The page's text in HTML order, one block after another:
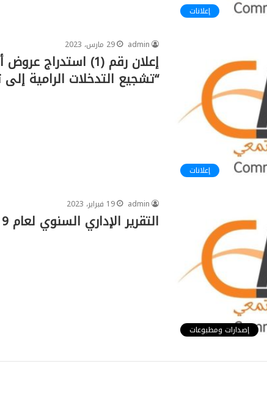
إعلانات
إعلانات
admin 29 مارس، 2023
إعلان رقم (1)
“تشجيع التدخلات الرامية
إصدارات ومطبوعات
admin 19 فبراير، 2023
التقرير الإداري السنوي لعام 2019